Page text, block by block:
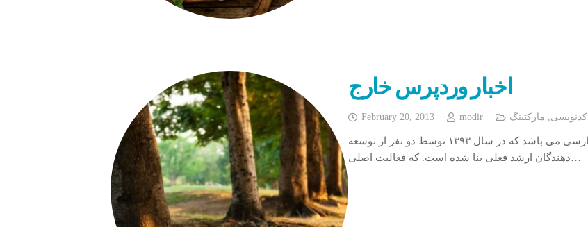
اخبار وردپرس خارج
February 20, 2013 modir کدنویسی مارکتینگ
ابزار وردپرس یکی از ارائه دهندگان بزرگ خدمات وردپرس فارسی می باشد که در سال ۱۳۹۳ توسط دو نفر از توسعه
دهندگان ارشد فعلی بنا شده است. که فعالیت اصلی…